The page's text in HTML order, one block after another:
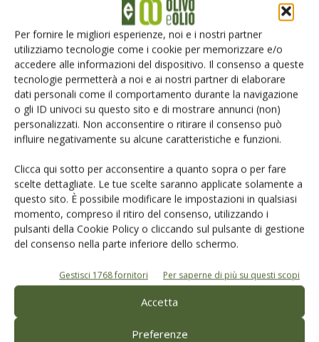
Per fornire le migliori esperienze, noi e i nostri partner
utilizziamo tecnologie come i cookie per memorizzare e/o
accedere alle informazioni del dispositivo. Il consenso a queste
tecnologie permetterà a noi e ai nostri partner di elaborare
dati personali come il comportamento durante la navigazione
o gli ID univoci su questo sito e di mostrare annunci (non)
personalizzati. Non acconsentire o ritirare il consenso può
influire negativamente su alcune caratteristiche e funzioni.
Clicca qui sotto per acconsentire a quanto sopra o per fare
scelte dettagliate. Le tue scelte saranno applicate solamente a
questo sito. È possibile modificare le impostazioni in qualsiasi
momento, compreso il ritiro del consenso, utilizzando i
pulsanti della Cookie Policy o cliccando sul pulsante di gestione
del consenso nella parte inferiore dello schermo.
Gestisci 1768 fornitori Per saperne di più su questi scopi
Accetta
Preferenze
Salva il mio nome, email e sito web in questo browser per la
prossima volta che commento.
Tecniche, prodotti e servizi dalle aziende
Catalogo Aziende e Prodotti
Un modo semplice per cercare un'azienda o un